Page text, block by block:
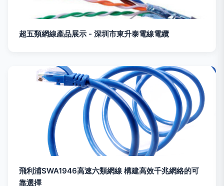
超五類網線產品展示 - 深圳市東升泰電線電纜
飛利浦SWA1946高速六類網線 構建高效千兆網絡的可
靠選擇